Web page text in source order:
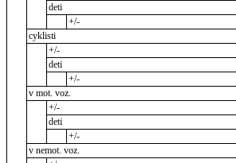
deti
+/-
cyklisti
+/-
deti
+/-
v mot. voz.
+/-
deti
+/-
v nemot. voz.